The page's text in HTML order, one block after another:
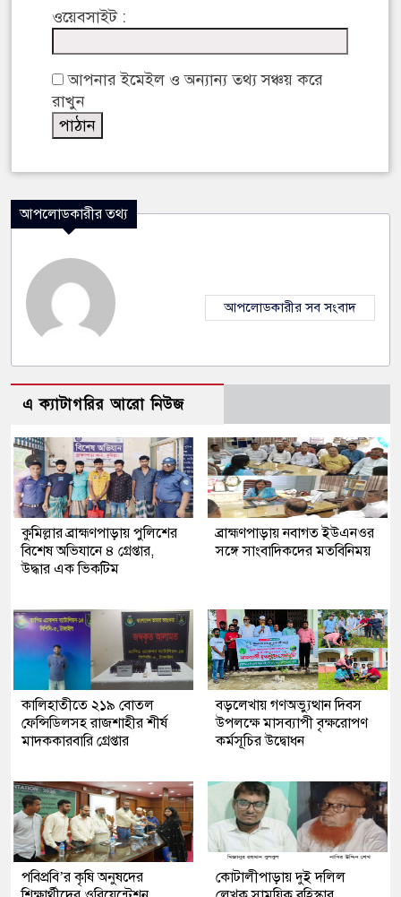
ওয়েবসাইট :
আপনার ইমেইল ও অন্যান্য তথ্য সঞ্চয় করে
রাখুন
আপলোডকারীর তথ্য
আপলোডকারীর সব সংবাদ
এ ক্যাটাগরির আরো নিউজ
কুমিল্লার ব্রাহ্মণপাড়ায় পুলিশের
বিশেষ অভিযানে ৪ গ্রেপ্তার,
উদ্ধার এক ভিকটিম
ব্রাহ্মণপাড়ায় নবাগত ইউএনওর
সঙ্গে সাংবাদিকদের মতবিনিময়
কালিহাতীতে ২১৯ বোতল
ফেন্সিডিলসহ রাজশাহীর শীর্ষ
মাদককারবারি গ্রেপ্তার
বড়লেখায় গণঅভ্যুত্থান দিবস
উপলক্ষে মাসব্যাপী বৃক্ষরোপণ
কর্মসূচির উদ্বোধন
পবিপ্রবি’র কৃষি অনুষদের
কোটালীপাড়ায় দুই দলিল